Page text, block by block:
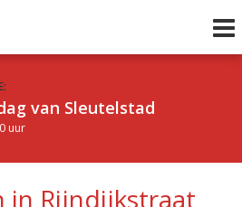
van Sleutelstad
uur
in Rijndijkstraat